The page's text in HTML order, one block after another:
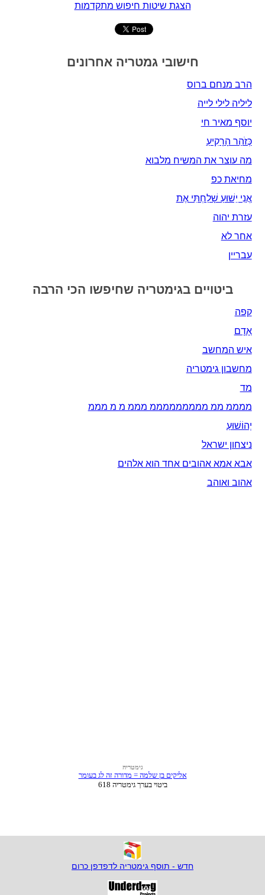
הצגת שיטות חיפוש מתקדמות
חישובי גמטריה אחרונים
הרב מנחם ברוס
ליליה לילי לייה
יוסף מאיר חי
כְּזֹהַר הָרָקִיעַ
מה עוצר את המשיח מלבוא
מחיאת כפ
אֲנִי יֵשׁוּעַ שָׁלַחְתִּי אֶת
עזרת יהוה
אחר לא
עבריין
ביטויים בגימטריה שחיפשו הכי הרבה
קפה
אָדָם‎
איש המחשב
מחשבון גימטריה
מד
ממממ ממ מממממממממ מממ מ מ מממ
יְהוֹשׁוּעַ
ניצחון ישראל
אבא אמא אהובים אחד הוא אלהים
אהוב ואוהב
חדש - תוסף גימטריה לדפדפן כרום